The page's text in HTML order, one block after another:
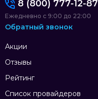
Акции
Отзывы
Рейтинг
Список провайдеров
8 (800) 777-12-87
Ежедневно с 9:00 до 22:00
Обратный звонок